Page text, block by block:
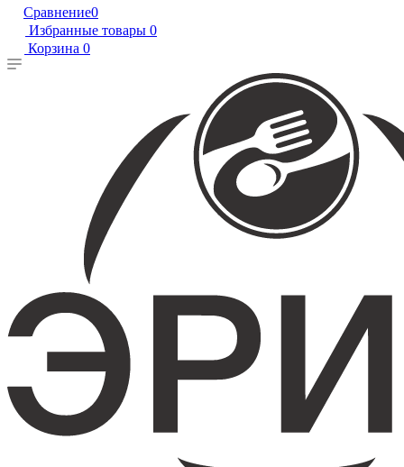
Сравнение0
Избранные товары 0
Корзина 0